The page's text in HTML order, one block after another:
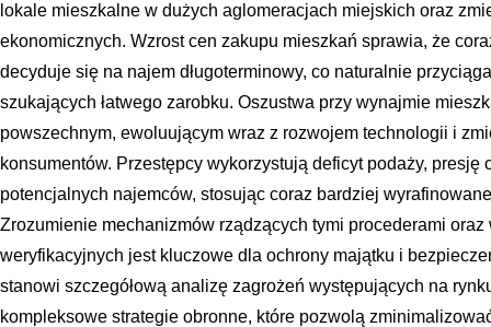
lokale mieszkalne w dużych aglomeracjach miejskich oraz
ekonomicznych. Wzrost cen zakupu mieszkań sprawia, że
decyduje się na najem długoterminowy, co naturalnie
szukających łatwego zarobku. Oszustwa przy wynajmie
powszechnym, ewoluującym wraz z rozwojem technologii i
konsumentów. Przestępcy wykorzystują deficyt podaży,
potencjalnych najemców, stosując coraz bardziej
Zrozumienie mechanizmów rządzących tymi procederami
weryfikacyjnych jest kluczowe dla ochrony majątku i
stanowi szczegółową analizę zagrożeń występujących na
kompleksowe strategie obronne, które pozwolą